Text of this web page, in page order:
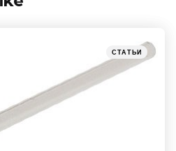
Categories
Posted
in
СТАТЬИ